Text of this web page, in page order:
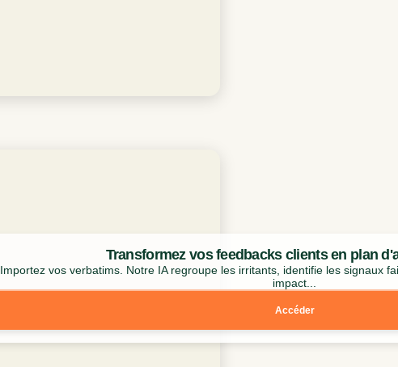
Transformez vos feedbacks clients en plan
Importez vos verbatims. Notre IA regroupe les irritants, identifie les signaux
impact...
Accéder